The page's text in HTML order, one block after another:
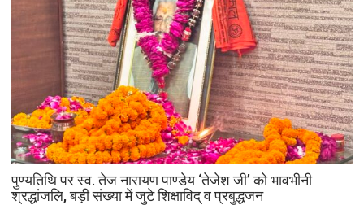
ग्रहण
समारोह
हुआ
संपन्न
पुण्यतिथि पर स्व. तेज नारायण पाण्डेय ‘तेजेश जी’ को भावभीनी
श्रद्धांजलि, बड़ी संख्या में जुटे शिक्षाविद् व प्रबुद्धजन